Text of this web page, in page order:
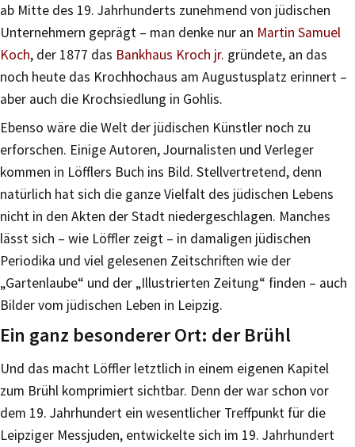
ab Mitte des 19. Jahrhunderts zunehmend von jüdischen
Unternehmern geprägt – man denke nur an Martin Samuel
Koch, der 1877 das Bankhaus Kroch jr. gründete, an das
noch heute das Krochhochaus am Augustusplatz erinnert –
aber auch die Krochsiedlung in Gohlis.
Ebenso wäre die Welt der jüdischen Künstler noch zu
erforschen. Einige Autoren, Journalisten und Verleger
kommen in Löfflers Buch ins Bild. Stellvertretend, denn
natürlich hat sich die ganze Vielfalt des jüdischen Lebens
nicht in den Akten der Stadt niedergeschlagen. Manches
lässt sich – wie Löffler zeigt – in damaligen jüdischen
Periodika und viel gelesenen Zeitschriften wie der
„Gartenlaube“ und der „Illustrierten Zeitung“ finden – auch
Bilder vom jüdischen Leben in Leipzig.
Ein ganz besonderer Ort: der Brühl
Und das macht Löffler letztlich in einem eigenen Kapitel
zum Brühl komprimiert sichtbar. Denn der war schon vor
dem 19. Jahrhundert ein wesentlicher Treffpunkt für die
Leipziger Messjuden, entwickelte sich im 19. Jahrhundert